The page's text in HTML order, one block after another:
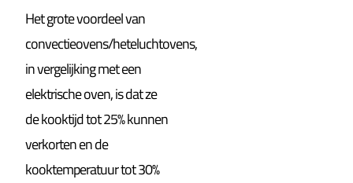
Het grote voordeel van
convectieovens/heteluchtovens,
in vergelijking met een
elektrische oven, is dat ze
de kooktijd tot 25% kunnen
verkorten en de
kooktemperatuur tot 30%